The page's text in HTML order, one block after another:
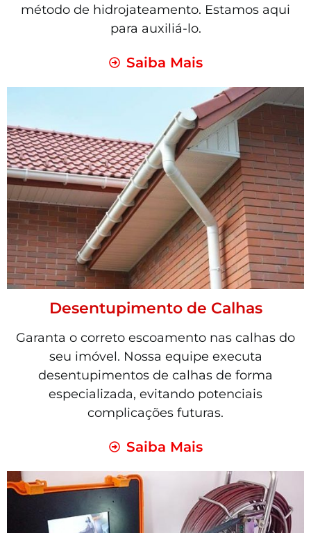
método de hidrojateamento. Estamos aqui
para auxiliá-lo.
Saiba Mais
Desentupimento de Calhas
Garanta o correto escoamento nas calhas do
seu imóvel. Nossa equipe executa
desentupimentos de calhas de forma
especializada, evitando potenciais
complicações futuras.
Saiba Mais